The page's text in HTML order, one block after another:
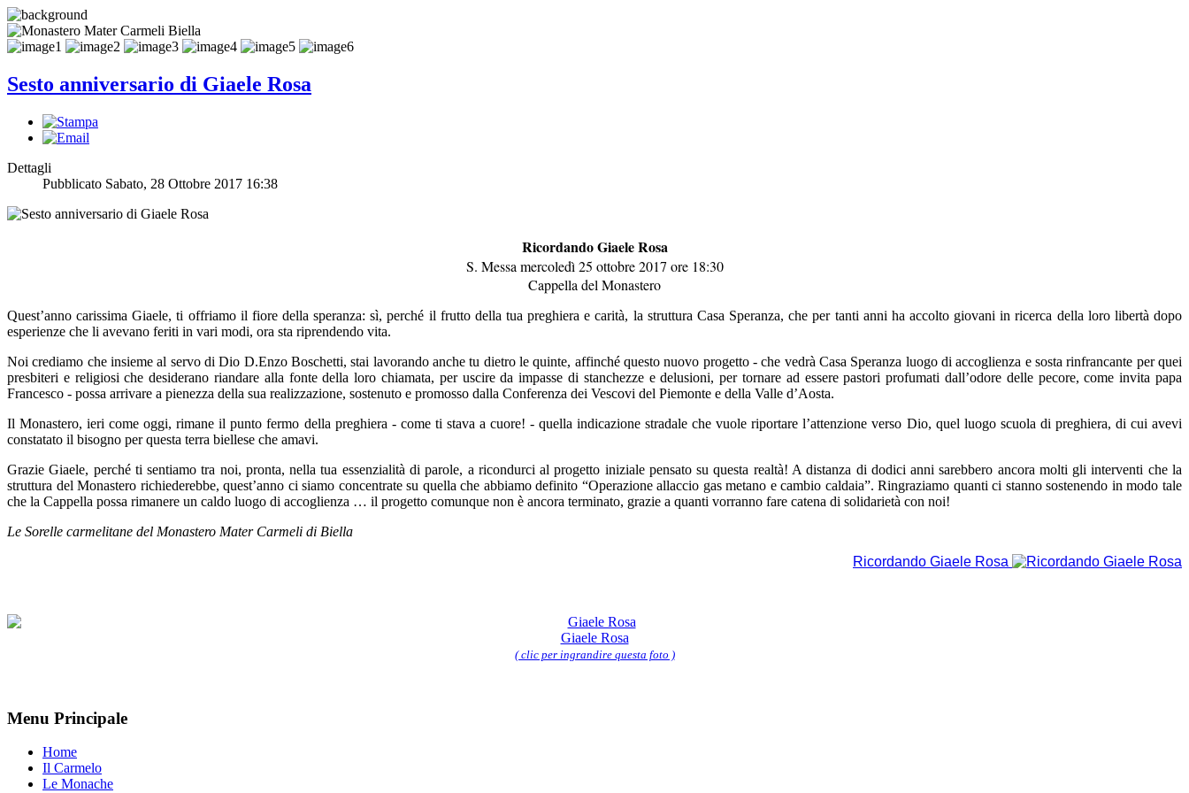
Sesto anniversario di Giaele Rosa
Dettagli
Pubblicato Sabato, 28 Ottobre 2017 16:38
Ricordando Giaele Rosa
S. Messa mercoledì 25 ottobre 2017 ore 18:30
Cappella del Monastero
Quest’anno carissima Giaele, ti offriamo il fiore della speranza: sì, perché il frutto della tua preghiera e carità, la struttura Casa Speranza, che per tanti anni ha accolto giovani in ricerca della loro libertà dopo
esperienze che li avevano feriti in vari modi, ora sta riprendendo vita.
Noi crediamo che insieme al servo di Dio D.Enzo Boschetti, stai lavorando anche tu dietro le quinte, affinché questo nuovo progetto - che vedrà Casa Speranza luogo di accoglienza e sosta rinfrancante per quei
presbiteri e religiosi che desiderano riandare alla fonte della loro chiamata, per uscire da impasse di stanchezze e delusioni, per tornare ad essere pastori profumati dall’odore delle pecore, come invita papa
Francesco - possa arrivare a pienezza della sua realizzazione, sostenuto e promosso dalla Conferenza dei Vescovi del Piemonte e della Valle d’Aosta.
Il Monastero, ieri come oggi, rimane il punto fermo della preghiera - come ti stava a cuore! - quella indicazione stradale che vuole riportare l’attenzione verso Dio, quel luogo scuola di preghiera, di cui avevi
constatato il bisogno per questa terra biellese che amavi.
Grazie Giaele, perché ti sentiamo tra noi, pronta, nella tua essenzialità di parole, a ricondurci al progetto iniziale pensato su questa realtà! A distanza di dodici anni sarebbero ancora molti gli interventi che la
struttura del Monastero richiederebbe, quest’anno ci siamo concentrate su quella che abbiamo definito “Operazione allaccio gas metano e cambio caldaia”. Ringraziamo quanti ci stanno sostenendo in modo tale
che la Cappella possa rimanere un caldo luogo di accoglienza … il progetto comunque non è ancora terminato, grazie a quanti vorranno fare catena di solidarietà con noi!
Le Sorelle carmelitane del Monastero Mater Carmeli di Biella
Ricordando Giaele Rosa
Giaele Rosa
( clic per ingrandire questa foto )
Menu Principale
Home
Il Carmelo
Le Monache